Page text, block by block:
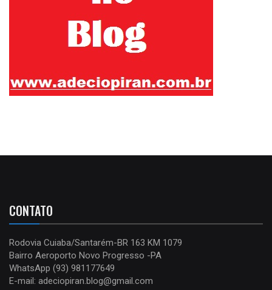
CONTATO
Rodovia Cuiaba/Santarém-BR 163 KM 1079
Bairro Aeroporto Novo Progresso -PA
WhatsApp (93) 981177649
E-mail: adeciopiran.blog@gmail.com